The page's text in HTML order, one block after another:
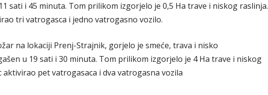
sati i 45 minuta. Tom prilikom izgorjelo je 0,5 Ha trave i niskog raslinja.
tri vatrogasca i jedno vatrogasno vozilo.
na lokaciji Prenj-Strajnik, gorjelo je smeće, trava i nisko
u 19 sati i 30 minuta. Tom prilikom izgorjelo je 4 Ha trave i niskog
aktivirao pet vatrogasaca i dva vatrogasna vozila